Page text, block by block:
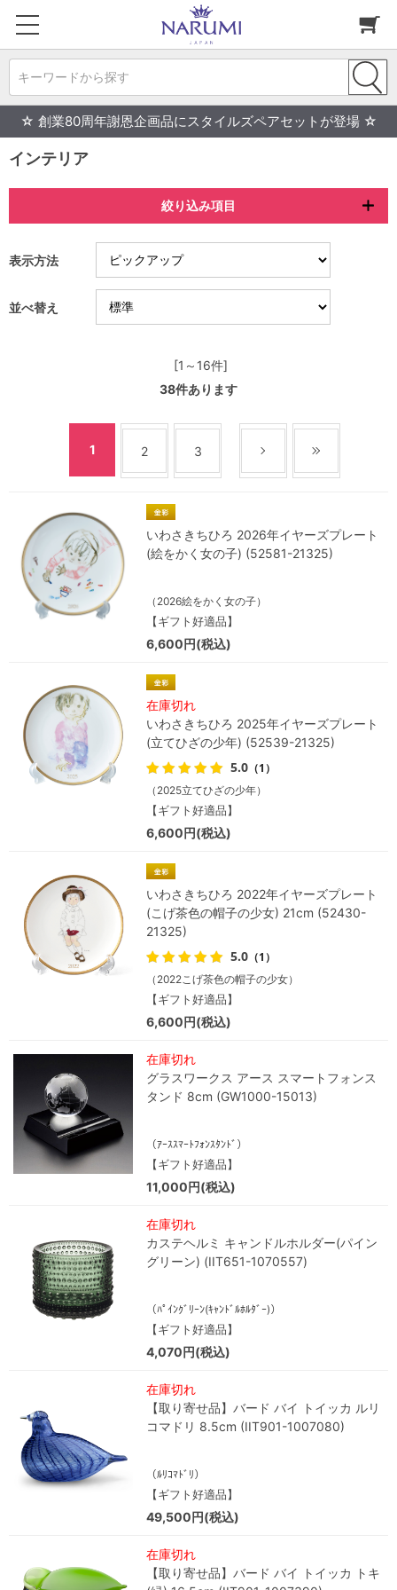
キーワードから探す
☆ 創業80周年謝恩企画品にスタイルズペアセットが登場 ☆
インテリア
絞り込み項目
表示方法
並べ替え
[1～16件]
38件あります
1 2 3
いわさきちひろ 2026年イヤーズプレート
(絵をかく女の子) (52581-21325)
（2026絵をかく女の子）
【ギフト好適品】
6,600円(税込)
在庫切れ
いわさきちひろ 2025年イヤーズプレート
(立てひざの少年) (52539-21325)
5.0 （1）
（2025立てひざの少年）
【ギフト好適品】
6,600円(税込)
いわさきちひろ 2022年イヤーズプレート
(こげ茶色の帽子の少女) 21cm (52430-
21325)
5.0 （1）
（2022こげ茶色の帽子の少女）
【ギフト好適品】
6,600円(税込)
在庫切れ
グラスワークス アース スマートフォンス
タンド 8cm (GW1000-15013)
（ｱｰｽｽﾏｰﾄﾌｫﾝｽﾀﾝﾄﾞ）
【ギフト好適品】
11,000円(税込)
在庫切れ
カステヘルミ キャンドルホルダー(パイン
グリーン) (IIT651-1070557)
（ﾊﾟｲﾝｸﾞﾘｰﾝ(ｷｬﾝﾄﾞﾙﾎﾙﾀﾞｰ)）
【ギフト好適品】
4,070円(税込)
在庫切れ
【取り寄せ品】バード バイ トイッカ ルリ
コマドリ 8.5cm (IIT901-1007080)
（ﾙﾘｺﾏﾄﾞﾘ）
【ギフト好適品】
49,500円(税込)
在庫切れ
【取り寄せ品】バード バイ トイッカ トキ